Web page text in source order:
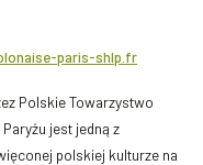
paris-shlp.fr
Polskie Towarzystwo
jest jedną z
polskiej kulturze na